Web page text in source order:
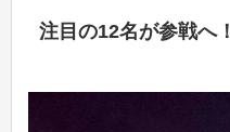
注目の12名が参戦へ！